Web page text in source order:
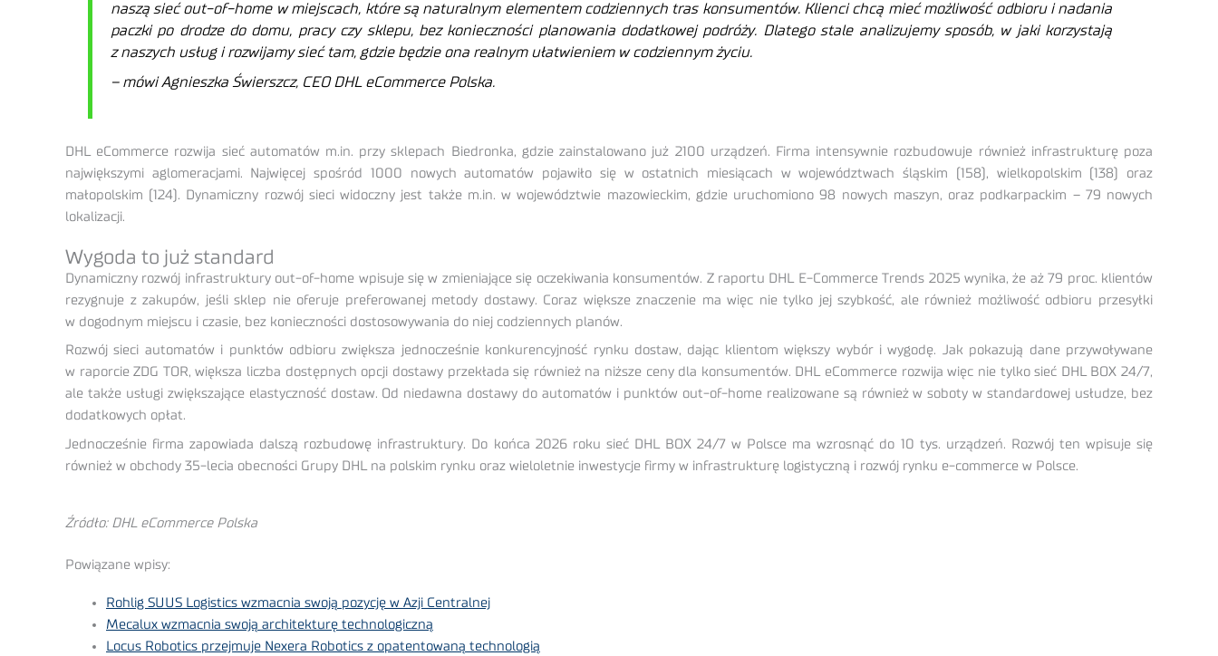
naszą sieć out-of-home w miejscach, które są naturalnym elementem codziennych tras konsumentów. Klienci chcą mieć możliwość odbioru i nadania
paczki po drodze do domu, pracy czy sklepu, bez konieczności planowania dodatkowej podróży. Dlatego stale analizujemy sposób, w jaki korzystają
z naszych usług i rozwijamy sieć tam, gdzie będzie ona realnym ułatwieniem w codziennym życiu.
– mówi Agnieszka Świerszcz, CEO DHL eCommerce Polska.
DHL eCommerce rozwija sieć automatów m.in. przy sklepach Biedronka, gdzie zainstalowano już 2100 urządzeń. Firma intensywnie rozbudowuje również infrastrukturę poza
największymi aglomeracjami. Najwięcej spośród 1000 nowych automatów pojawiło się w ostatnich miesiącach w województwach śląskim (158), wielkopolskim (138) oraz
małopolskim (124). Dynamiczny rozwój sieci widoczny jest także m.in. w województwie mazowieckim, gdzie uruchomiono 98 nowych maszyn, oraz podkarpackim – 79 nowych
lokalizacji.
Wygoda to już standard
Dynamiczny rozwój infrastruktury out-of-home wpisuje się w zmieniające się oczekiwania konsumentów. Z raportu DHL E-Commerce Trends 2025 wynika, że aż 79 proc. klientów
rezygnuje z zakupów, jeśli sklep nie oferuje preferowanej metody dostawy. Coraz większe znaczenie ma więc nie tylko jej szybkość, ale również możliwość odbioru przesyłki
w dogodnym miejscu i czasie, bez konieczności dostosowywania do niej codziennych planów.
Rozwój sieci automatów i punktów odbioru zwiększa jednocześnie konkurencyjność rynku dostaw, dając klientom większy wybór i wygodę. Jak pokazują dane przywoływane
w raporcie ZDG TOR, większa liczba dostępnych opcji dostawy przekłada się również na niższe ceny dla konsumentów. DHL eCommerce rozwija więc nie tylko sieć DHL BOX 24/7,
ale także usługi zwiększające elastyczność dostaw. Od niedawna dostawy do automatów i punktów out-of-home realizowane są również w soboty w standardowej usłudze, bez
dodatkowych opłat.
Jednocześnie firma zapowiada dalszą rozbudowę infrastruktury. Do końca 2026 roku sieć DHL BOX 24/7 w Polsce ma wzrosnąć do 10 tys. urządzeń. Rozwój ten wpisuje się
również w obchody 35-lecia obecności Grupy DHL na polskim rynku oraz wieloletnie inwestycje firmy w infrastrukturę logistyczną i rozwój rynku e-commerce w Polsce.
Źródło: DHL eCommerce Polska
Powiązane wpisy:
Rohlig SUUS Logistics wzmacnia swoją pozycję w Azji Centralnej
Mecalux wzmacnia swoją architekturę technologiczną
Locus Robotics przejmuje Nexera Robotics z opatentowaną technologią